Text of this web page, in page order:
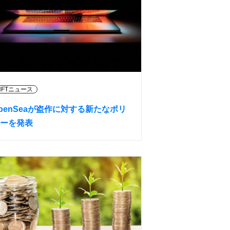
ニュース
が盗作に対する新たなポリ
を発表